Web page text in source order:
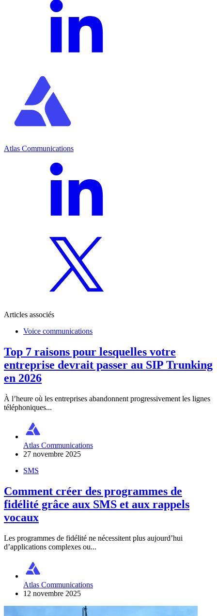
Atlas Communications
Articles associés
Voice communications
Top 7 raisons pour lesquelles votre
entreprise devrait passer au SIP Trunking
en 2026
À l’heure où les entreprises abandonnent progressivement les lignes
téléphoniques...
Atlas Communications
27 novembre 2025
SMS
Comment créer des programmes de
fidélité grâce aux SMS et aux rappels
vocaux
Les programmes de fidélité ne nécessitent plus aujourd’hui
d’applications complexes ou...
Atlas Communications
12 novembre 2025